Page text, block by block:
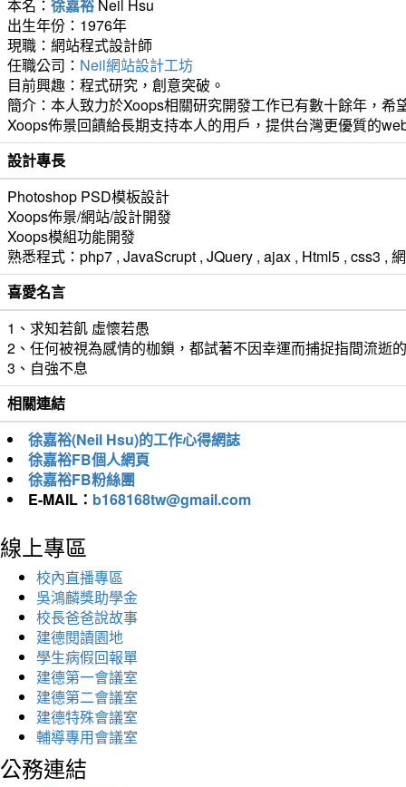
本名： 徐嘉裕 Neil Hsu
出生年份：1976年
現職：網站程式設計師
任職公司： Neil網站設計工坊
目前興趣：程式研究，創意突破。
簡介：本人致力於Xoops相關研究開發工作已有數十餘年，
Xoops佈景回饋給長期支持本人的用戶，提供台灣更優質的
設計專長
Photoshop PSD模板設計
Xoops佈景/網站/設計開發
Xoops模組功能開發
熟悉程式：php7 , JavaScrupt , JQuery , ajax , Html5 , css3 ,
喜愛名言
1、求知若飢 虛懷若愚
2、任何被視為感情的枷鎖，都試著不因幸運而捕捉指間流逝
3、自強不息
相關連結
徐嘉裕(Neil Hsu)的工作心得網誌
徐嘉裕FB個人網頁
徐嘉裕FB粉絲團
E-MAIL： b168168tw@gmail.com
線上專區
校內直播專區
吳鴻麟獎助學金
校長爸爸說故事
建德閱讀園地
學生病假回報單
建德第一會議室
建德第二會議室
建德特殊會議室
輔導專用會議室
公務連結